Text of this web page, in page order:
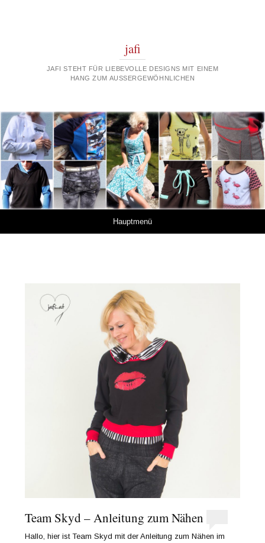
jafi
JAFI STEHT FÜR LIEBEVOLLE DESIGNS MIT EINEM
HANG ZUM AUSSERGEWÖHNLICHEN
Hauptmenü
Team Skyd – Anleitung zum Nähen
Hallo, hier ist Team Skyd mit der Anleitung zum Nähen im